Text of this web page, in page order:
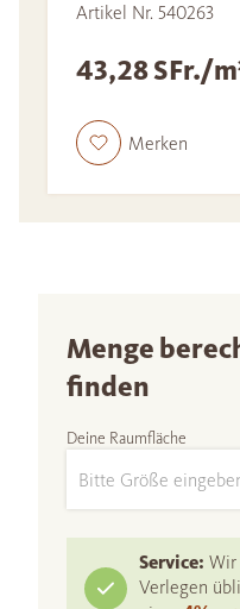
Artikel Nr. 540263
43,28 SFr./
Merken
Menge
finden
Deine Raumfläche
Service: Wir
Verlegen